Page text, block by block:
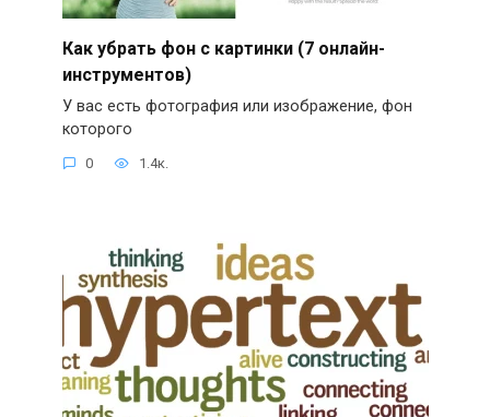
Как убрать фон с картинки (7 онлайн-
инструментов)
У вас есть фотография или изображение, фон
которого
0 1.4к.